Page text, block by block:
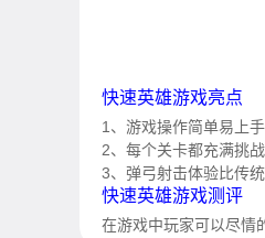
快速英雄游戏亮点
1、游戏操作简单易上
2、每个关卡都充满挑
3、弹弓射击体验比传
快速英雄游戏测评
在游戏中玩家可以尽情